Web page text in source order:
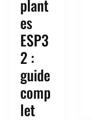
plant
es
ESP3
2 :
guide
comp
let